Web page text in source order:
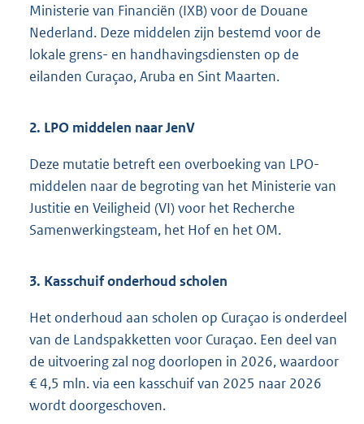
Ministerie van Financiën (IXB) voor de Douane
Nederland. Deze middelen zijn bestemd voor de
lokale grens- en handhavingsdiensten op de
eilanden Curaçao, Aruba en Sint Maarten.
2. LPO middelen naar JenV
Deze mutatie betreft een overboeking van LPO-
middelen naar de begroting van het Ministerie van
Justitie en Veiligheid (VI) voor het Recherche
Samenwerkingsteam, het Hof en het OM.
3. Kasschuif onderhoud scholen
Het onderhoud aan scholen op Curaçao is onderdeel
van de Landspakketten voor Curaçao. Een deel van
de uitvoering zal nog doorlopen in 2026, waardoor
€ 4,5 mln. via een kasschuif van 2025 naar 2026
wordt doorgeschoven.